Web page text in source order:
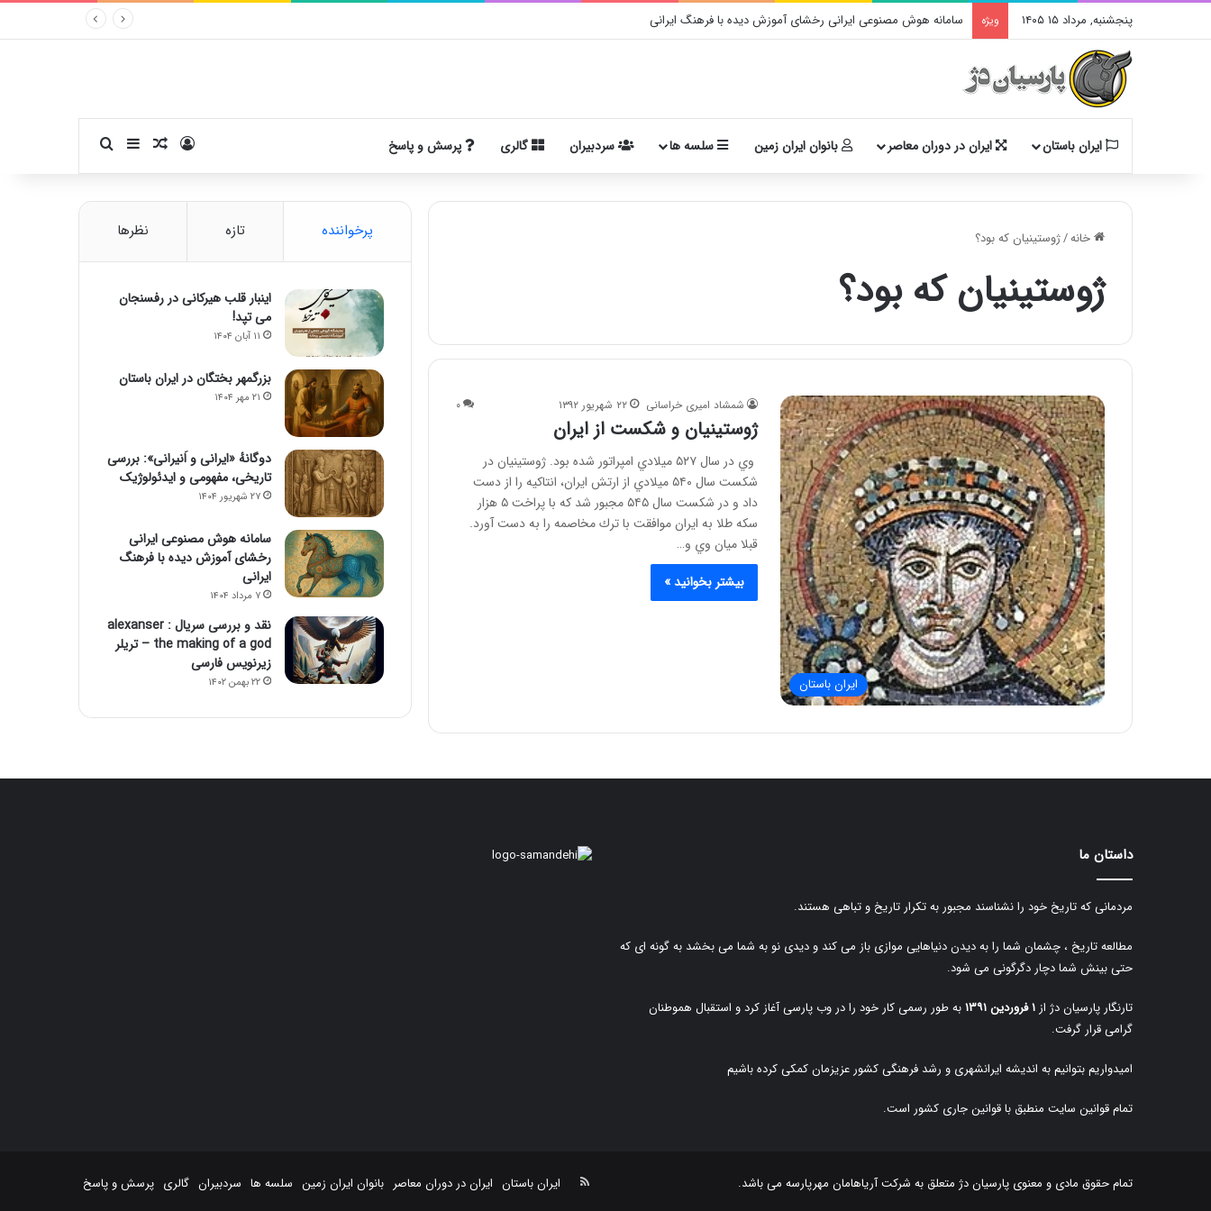
پنجشنبه, مرداد ۱۵ ۱۴۰۵ ویژه سامانه هوش مصنوعی ایرانی رخشای آموزش دیده با فرهنگ ایرانی
ایران باستان ایران در دوران معاصر بانوان ایران زمین سلسه ها سردبیران گالری پرسش و پاسخ ورودنوشته تصادفی
سایدبارجستجو برای
خانه/ژوستینیان که بود؟
ژوستینیان که بود؟
ایران باستان
شمشاد امیری خراسانی ۲۲ شهریور ۱۳۹۲ ۰
ژوستينيان و شکست از ایران
وي در سال ۵۲۷ ميلادي امپراتور شده بود. ژوستينيان در
شكست سال ۵۴۰ ميلادي از ارتش ايران، انتاكيه را از دست
داد و در شكست سال ۵۴۵ مجبور شد كه با پراخت ۵ هزار
سكه طلا به ايران موافقت با ترك مخاصمه را به دست آورد.
قبلا ميان وي و…
بیشتر بخوانید »
پرخواننده تازه نظرها
اینبار قلب هیرکانی در رفسنجان
می تپد!
۱۱ آبان ۱۴۰۴
بزرگمهر بختگان در ایران باستان
۲۱ مهر ۱۴۰۴
دوگانهٔ «ایرانی و اَنیرانی»: بررسی
تاریخی، مفهومی و ایدئولوژیک
۲۷ شهریور ۱۴۰۴
سامانه هوش مصنوعی ایرانی
رخشای آموزش دیده با فرهنگ
ایرانی
۷ مرداد ۱۴۰۴
نقد و بررسی سریال alexanser :
the making of a god – تریلر
زیرنویس فارسی
۲۲ بهمن ۱۴۰۲
داستان ما
مردمانی که تاریخ خود را نشناسند مجبور به تکرار تاریخ و تباهی هستند.
مطالعه تاریخ ، چشمان شما را به دیدن دنیاهایی موازی باز می کند و دیدی نو به شما می بخشد به گونه ای که
حتی بینش شما دچار دگرگونی می شود.
تارنگار پارسیان دژ از۱ فروردین ۱۳۹۱
به طور رسمی کار خود را در وب پارسی آغاز کرد و استقبال هموطنان
گرامی قرار گرفت.
امیدواریم بتوانیم به اندیشه ایرانشهری و رشد فرهنگی کشور عزیزمان کمکی کرده باشیم
تمام قوانین سایت منطبق با قوانین جاری کشور است.
تمام حقوق مادی و معنوی پارسیان دژ متعلق به شرکت آریاهامان مهرپارسه می باشد. ایران باستان ایران در دوران معاصر بانوان ایران زمین سلسه ها سردبیران گالری پرسش و پاسخ خوراک